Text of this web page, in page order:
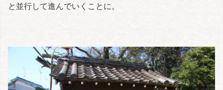
と並行して進んでいくことに。